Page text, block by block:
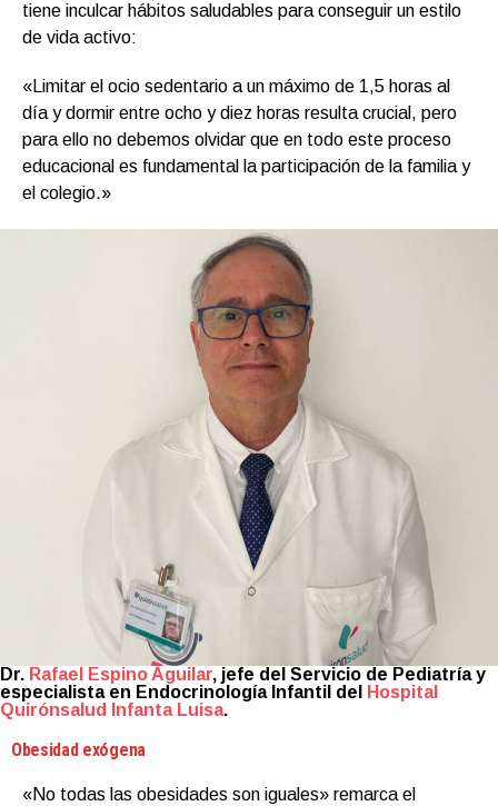
tiene inculcar hábitos saludables para conseguir un estilo
de vida activo:
«Limitar el ocio sedentario a un máximo de 1,5 horas al
día y dormir entre ocho y diez horas resulta crucial, pero
para ello no debemos olvidar que en todo este proceso
educacional es fundamental la participación de la familia y
el colegio.»
Dr. Rafael Espino Aguilar, jefe del Servicio de Pediatría y
especialista en Endocrinología Infantil del
Hospital
Quirónsalud Infanta Luisa.
Obesidad exógena
«No todas las obesidades son iguales» remarca el